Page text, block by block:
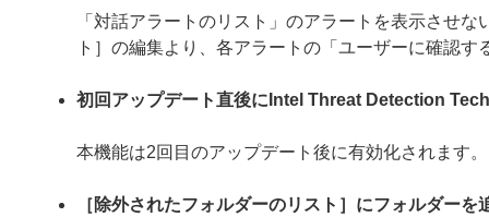
「対話アラートのリスト」のアラートを表示させ
ト］の編集より、各アラートの「ユーザーに確認
初回アップデート直後にIntel Threat Detection
本機能は2回目のアップデート後に有効化されます。
［除外されたフォルダーのリスト］にフォルダー